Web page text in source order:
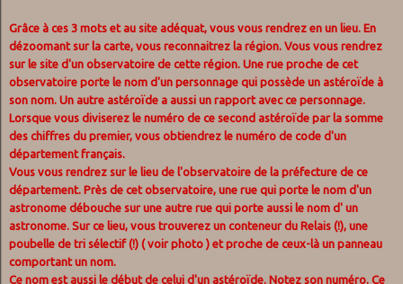
Grâce à ces 3 mots et au site adéquat, vous vous rendrez en un lieu. En
dézoomant sur la carte, vous reconnaitrez la région. Vous vous rendrez
sur le site d'un observatoire de cette région. Une rue proche de cet
observatoire porte le nom d'un personnage qui possède un astéroïde à
son nom. Un autre astéroïde a aussi un rapport avec ce personnage.
Lorsque vous diviserez le numéro de ce second astéroïde par la somme
des chiffres du premier, vous obtiendrez le numéro de code d'un
département français.
Vous vous rendrez sur le lieu de l'observatoire de la préfecture de ce
département. Près de cet observatoire, une rue qui porte le nom d'un
astronome débouche sur une autre rue qui porte aussi le nom d' un
astronome. Sur ce lieu, vous trouverez un conteneur du Relais (!), une
poubelle de tri sélectif (!) ( voir photo ) et proche de ceux-là un panneau
comportant un nom.
Ce nom est aussi le début de celui d'un astéroïde. Notez son numéro. Ce